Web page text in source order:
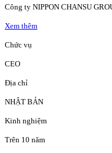
Công ty NIPPON CHANSU
Xem thêm
Chức vụ
CEO
Địa chỉ
NHẬT BẢN
Kinh nghiệm
Trên 10 năm